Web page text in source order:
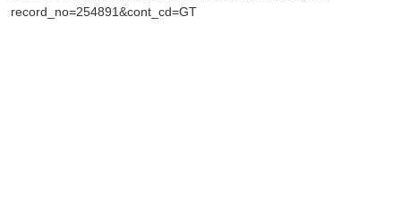
record_no=254891&cont_cd=GT